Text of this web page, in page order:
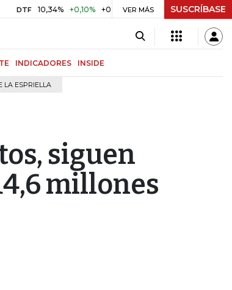
10,34% +0,10% +0,98% UVR $ 416,91 +$ 0,05 +0,01%
VER MÁS SUSCRÍBASE
INDICADORES INSIDE
LA ESPRIELLA
siguen
millones